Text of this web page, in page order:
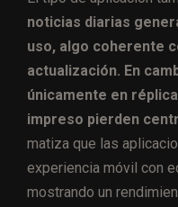
noticias diarias
uso, algo coherente
actualización. En
únicamente en
impreso pierden
matiza que las
experiencia móvil con
mostrando un